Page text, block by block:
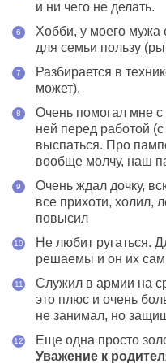
и ни чего не делать.
Хобби, у моего мужа
для семьи пользу
Разбирается в
может).
Очень помогал мне
ней перед работой
выспаться. Про
вообще молчу, наш
Очень ждал дочку,
все прихоти, холил,
повысил
Не любит ругаться.
решаемы и он их сам
Служил в армии на
это плюс и очень
не занимал, но
Еще одна просто
Уважение к